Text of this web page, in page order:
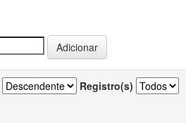
Registro(s)